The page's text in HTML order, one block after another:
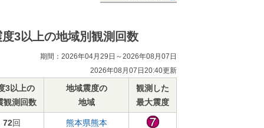
度3以上の地域別観測回数
期間：2026年04月29日～2026年08月07日
2026年08月07日20:40更新
3以上の
観測回数
地域震度の
地域
観測した
最大震度
72回 熊本県熊本